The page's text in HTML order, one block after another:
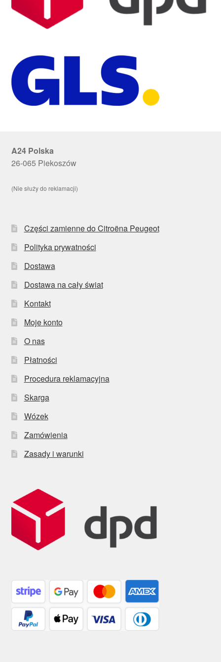
A24 Polska
26-065 Piekoszów
(Nie służy do reklamacji)
Części zamienne do Citroëna Peugeot
Polityka prywatności
Dostawa
Dostawa na cały świat
Kontakt
Moje konto
O nas
Płatności
Procedura reklamacyjna
Skarga
Wózek
Zamówienia
Zasady i warunki